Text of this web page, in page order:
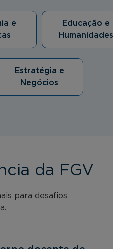
e
Educação e
Humanidades
Estratégia e
Negócios
da FGV
para desafios